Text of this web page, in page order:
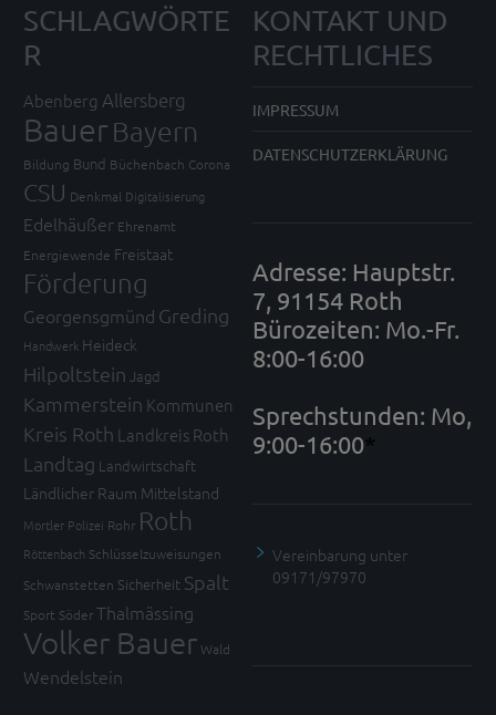
SCHLAGWÖRTE
R
Abenberg Allersberg
Bauer Bayern
Bildung Bund Büchenbach Corona
CSU Denkmal Digitalisierung
Edelhäußer Ehrenamt
Energiewende Freistaat
Förderung
Georgensgmünd Greding
Handwerk Heideck
Hilpoltstein Jagd
Kammerstein Kommunen
Kreis Roth Landkreis Roth
Landtag Landwirtschaft
Ländlicher Raum Mittelstand
Mortler Polizei Rohr Roth
Röttenbach Schlüsselzuweisungen
Schwanstetten Sicherheit Spalt
Sport SöderThalmässing
Volker BauerWald
Wendelstein
KONTAKT UND
RECHTLICHES
IMPRESSUM
DATENSCHUTZERKLÄRUNG
Adresse: Hauptstr.
7, 91154 Roth
Bürozeiten: Mo.-Fr.
8:00-16:00
Sprechstunden: Mo,
9:00-16:00*
Vereinbarung unter
09171/97970